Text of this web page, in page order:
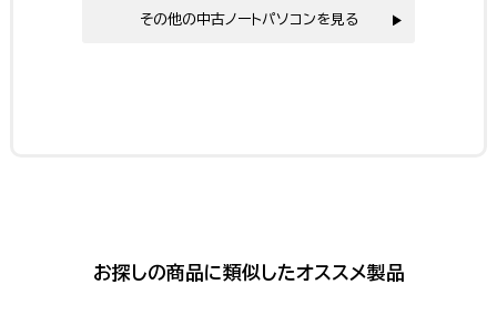
その他の中古ノートパソコンを見る
お探しの商品に類似したオススメ製品